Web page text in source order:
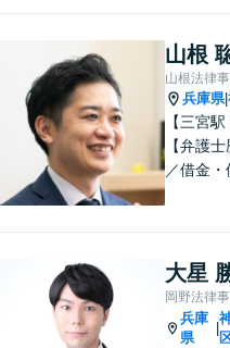
面談無料
山根
山根法律
兵庫県|
【三宮
【弁護
／借金
ていただ
ごとがあ
間・土
相談無料
大星
岡野法律
兵庫
県
|